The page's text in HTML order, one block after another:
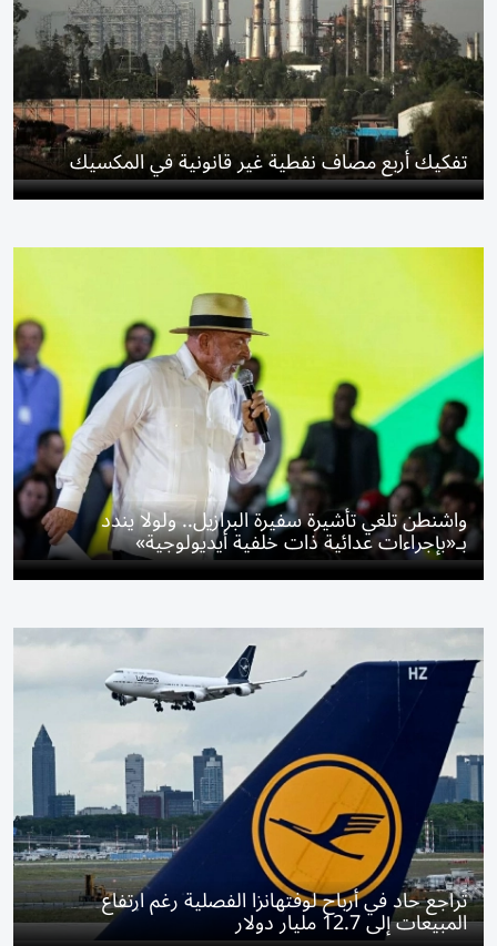
تفكيك أربع مصاف نفطية غير قانونية في المكسيك
واشنطن تلغي تأشيرة سفيرة البرازيل.. ولولا يندد
بـ«بإجراءات عدائية ذات خلفية أيديولوجية»
تَراجع حاد في أرباح لوفتهانزا الفصلية رغم ارتفاع
المبيعات إلى 12.7 مليار دولار